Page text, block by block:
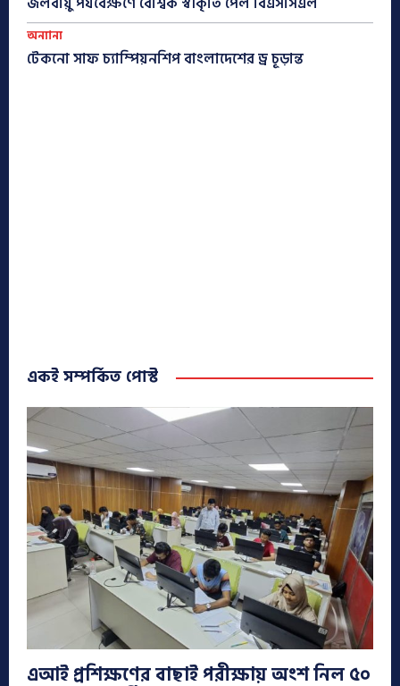
অন্যান্য
টেকনো সাফ চ্যাম্পিয়নশিপ বাংলাদেশের ড্র চূড়ান্ত
একই সম্পর্কিত পোস্ট
এআই প্রশিক্ষণের বাছাই পরীক্ষায় অংশ নিল ৫০